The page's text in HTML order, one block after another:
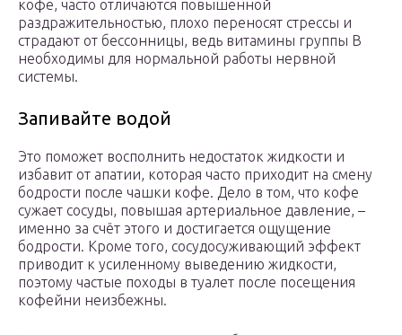
кофе, часто отличаются повышенной
раздражительностью, плохо переносят стрессы и
страдают от бессонницы, ведь витамины группы В
необходимы для нормальной работы нервной
системы.
Запивайте водой
Это поможет восполнить недостаток жидко­сти и
избавит от апатии, которая часто приходит на смену
бодрости после чашки кофе. Дело в том, что кофе
сужает сосуды, повышая артериальное давление, –
именно за счёт этого и достигается ощущение
бодрости. Кроме того, сосудосуживающий эффект
приводит к усиленному выведению жидко­сти,
поэтому частые походы в туалет после посещения
кофейни неизбежны.